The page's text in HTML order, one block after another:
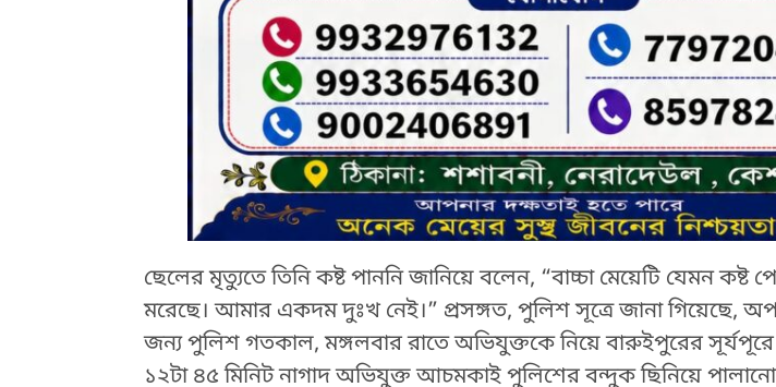
ছেলের মৃত্যুতে তিনি কষ্ট পাননি জানিয়ে বলেন, “বাচ্চা মেয়েটি যেমন কষ্ট
মরেছে। আমার একদম দুঃখ নেই।” প্রসঙ্গত, পুলিশ সূত্রে জানা গিয়েছে,
জন্য পুলিশ গতকাল, মঙ্গলবার রাতে অভিযুক্তকে নিয়ে বারুইপুরের সূর্যপূরে
১২টা ৪৫ মিনিট নাগাদ অভিযুক্ত আচমকাই পুলিশের বন্দুক ছিনিয়ে